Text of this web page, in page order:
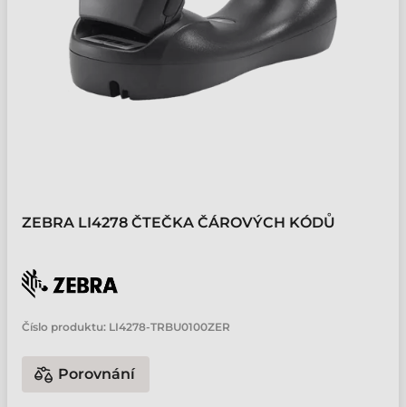
ZEBRA LI4278 ČTEČKA ČÁROVÝCH KÓDŮ
Číslo produktu: LI4278-TRBU0100ZER
Porovnání